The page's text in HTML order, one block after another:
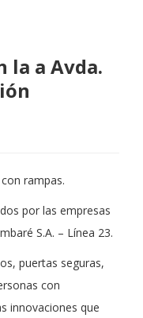
la a Avda.
rampas.
por las empresas
S.A. – Línea 23.
puertas seguras,
con
innovaciones que